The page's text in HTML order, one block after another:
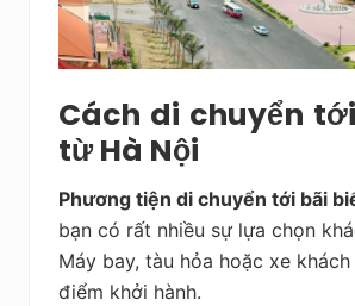
Cách di chuyển
từ Hà Nội
Phương tiện di chuyển tới bãi
bạn có rất nhiều sự lựa chọn
Máy bay, tàu hỏa hoặc xe
điểm khởi hành.